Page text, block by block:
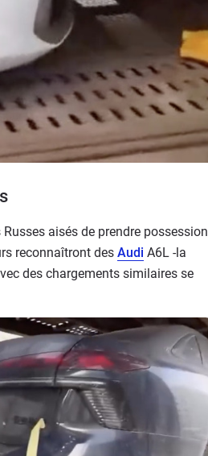
aisés de prendre possession
reconnaîtront des Audi A6L -la
des chargements similaires se